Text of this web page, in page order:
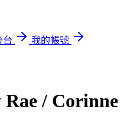
台
我的帳號
/ Corinne